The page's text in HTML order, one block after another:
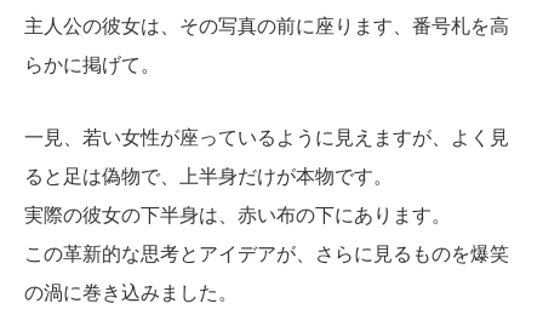
主人公の彼女は、その写真の前に座ります、番号札を高
らかに掲げて。
一見、若い女性が座っているように見えますが、よく見
ると足は偽物で、上半身だけが本物です。
実際の彼女の下半身は、赤い布の下にあります。
この革新的な思考とアイデアが、さらに見るものを爆笑
の渦に巻き込みました。